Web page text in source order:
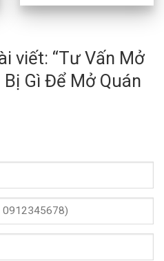
viết: “Tư Vấn Mở
Gì Để Mở Quán